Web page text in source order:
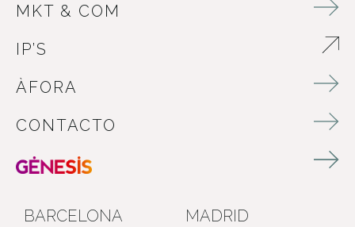
MKT & COM
IP’S
ÀFORA
CONTACTO
BARCELONA MADRID